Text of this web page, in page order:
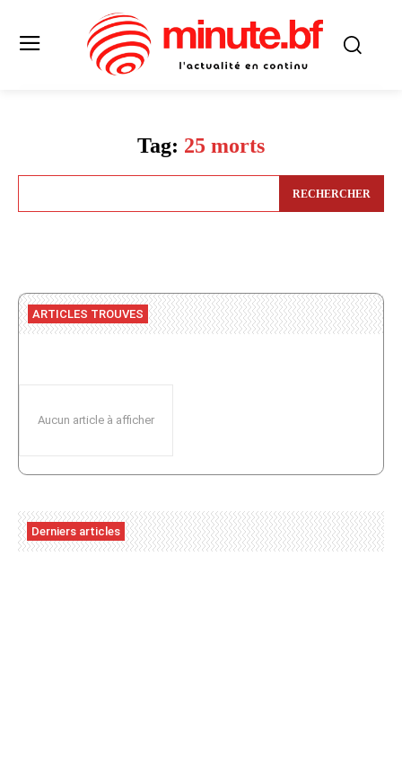
Tag: 25 morts
RECHERCHER
ARTICLES TROUVES
Aucun article à afficher
Derniers articles